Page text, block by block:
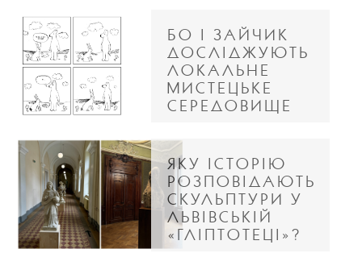
БО І ЗАЙЧИК
ДОСЛІДЖУЮТЬ
ЛОКАЛЬНЕ
МИСТЕЦЬКЕ
СЕРЕДОВИЩЕ
ЯКУ ІСТОРІЮ
РОЗПОВІДАЮТЬ
СКУЛЬПТУРИ У
ЛЬВІВСЬКІЙ
«ГЛІПТОТЕЦІ»?